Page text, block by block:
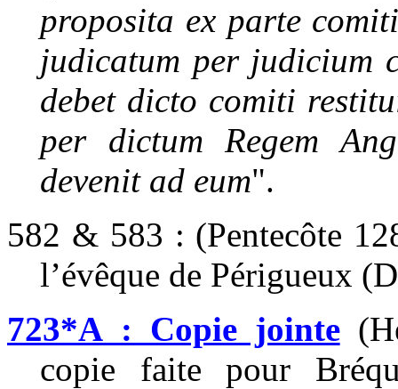
proposita ex parte
judicatum per judicium
debet dicto comiti
per dictum Regem
devenit ad eum".
582 & 583 : (Pentecôte
l’évêque de Périgueux
723*A : Copie jointe
copie faite pour